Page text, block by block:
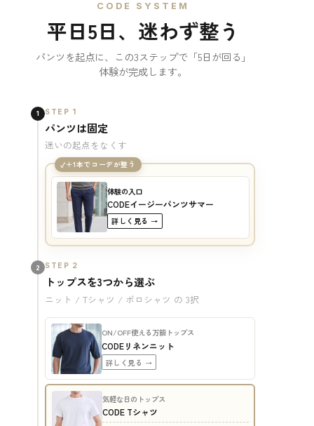
CODE SYSTEM
平日5日、迷わず整う
パンツを起点に、この3ステップで「5日が回る」
体験が完成します。
1 STEP 1
パンツは固定
迷いの起点をなくす
＋1本でコーデが整う
体験の入口
CODEイージーパンツサマー
詳しく見る →
2 STEP 2
トップスを3つから選ぶ
ニット / Tシャツ / ポロシャツ の 3択
ON/OFF使える万能トップス
CODEリネンニット
詳しく見る →
気軽な日のトップス
CODE Tシャツ